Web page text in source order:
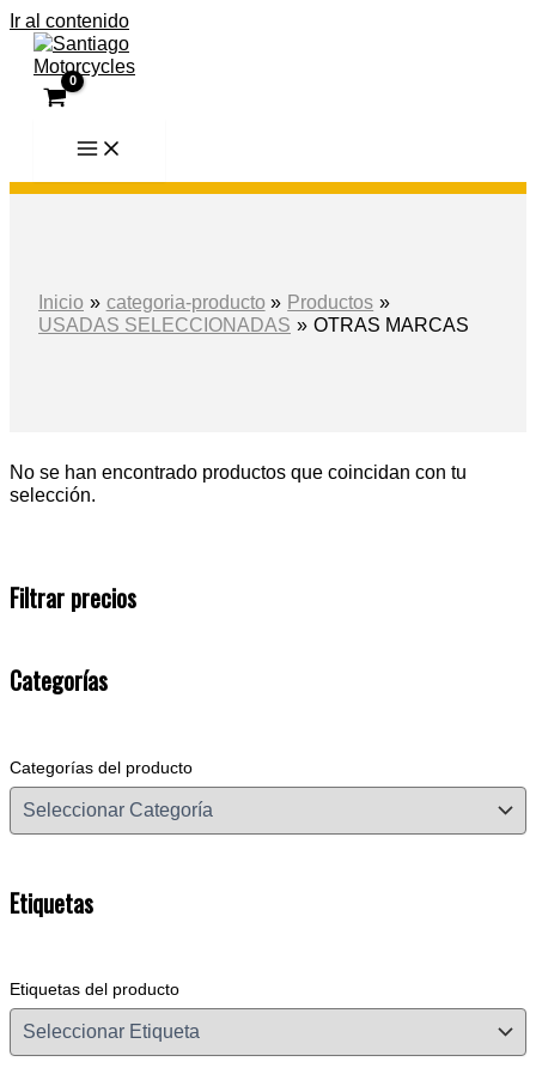
Ir al contenido
Inicio categoria-producto
Productos
USADAS SELECCIONADAS
OTRAS MARCAS
No se han encontrado productos que coincidan con tu
selección.
Filtrar precios
Categorías
Categorías del producto
Etiquetas
Etiquetas del producto